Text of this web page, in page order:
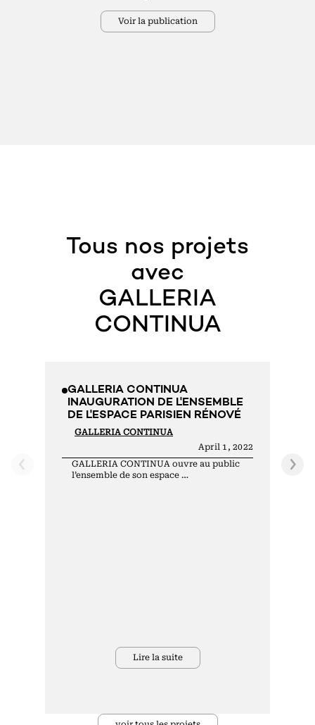
Voir la publication
Tous nos projets
avec
GALLERIA
CONTINUA
GALLERIA CONTINUA
INAUGURATION DE L'ENSEMBLE
DE L'ESPACE PARISIEN RÉNOVÉ
GALLERIA CONTINUA
April 1, 2022
GALLERIA CONTINUA ouvre au public
l’ensemble de son espace …
Lire la suite